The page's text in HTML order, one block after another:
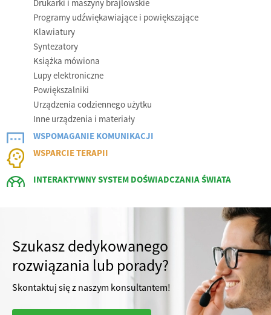
Drukarki i maszyny brajlowskie
Programy udźwiękawiające i powiększające
Klawiatury
Syntezatory
Książka mówiona
Lupy elektroniczne
Powiększalniki
Urządzenia codziennego użytku
Inne urządzenia i materiały
WSPOMAGANIE KOMUNIKACJI
Klawiatury specjalistyczne
Urządzenia zastępujące mysz komputerową
Eyetrackery – Urządzenia do sterowania wzrokiem
Przyciski i interfejsy
Komunikatory
Oprogramowanie wspomagające komunikację
Syntezatory mowy
Oprogramowanie aktywizujące i edukacyjne
Oprogramowanie wspomagające naukę sterowania
Oprogramowanie wspomagające terapię logopedyczną
Oprogramowanie dla osób z trudnościami w uczeniu się
Inne urządzenia
WSPARCIE TERAPII
INTERAKTYWNY SYSTEM DOŚWIADCZANIA ŚWIATA
Szukasz dedykowanego
rozwiązania lub porady?
Skontaktuj się z naszym konsultantem!